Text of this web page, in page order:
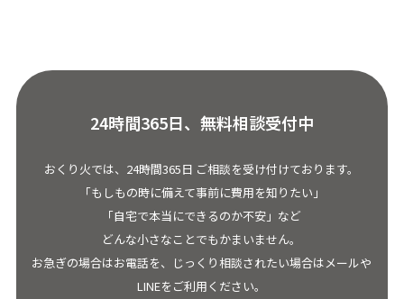
24時間365日、無料相談受付中
おくり火では、24時間365日 ご相談を受け付けております。
「もしもの時に備えて事前に費用を知りたい」
「自宅で本当にできるのか不安」など
どんな小さなことでもかまいません。
お急ぎの場合はお電話を、じっくり相談されたい場合はメールや
LINEをご利用ください。